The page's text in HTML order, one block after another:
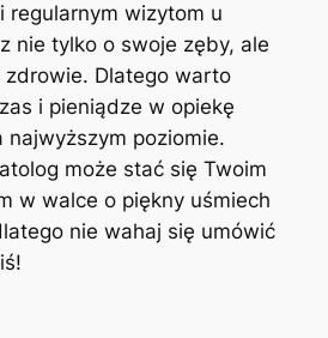
regularnym wizytom u
nie tylko o swoje zęby, ale
zdrowie. Dlatego warto
i pieniądze w opiekę
poziomie.
może stać się Twoim
w walce o piękny uśmiech
nie wahaj się umówić